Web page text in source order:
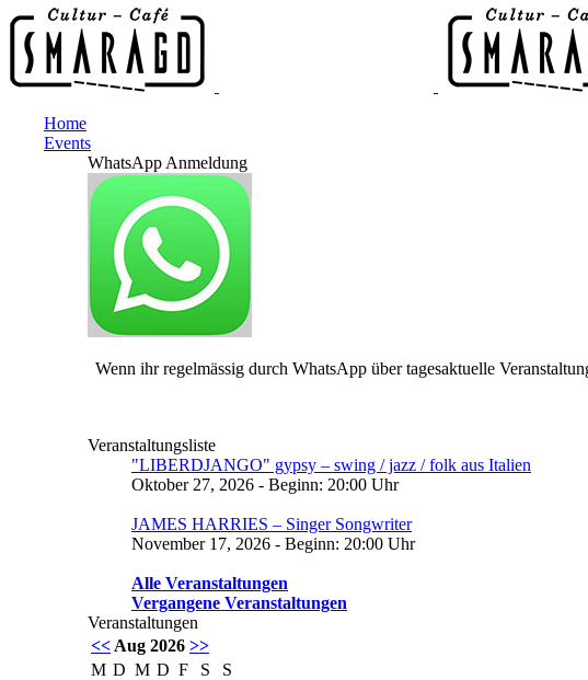
Home
Events
WhatsApp Anmeldung
Wenn ihr regelmässig durch WhatsApp über tagesaktuelle
Veranstaltungsliste
"LIBERDJANGO" gypsy – swing / jazz / folk aus Italien
Oktober 27, 2026 - Beginn: 20:00 Uhr
JAMES HARRIES – Singer Songwriter
November 17, 2026 - Beginn: 20:00 Uhr
Alle Veranstaltungen
Vergangene Veranstaltungen
Veranstaltungen
<< Aug 2026 >>
M D M D F S
S